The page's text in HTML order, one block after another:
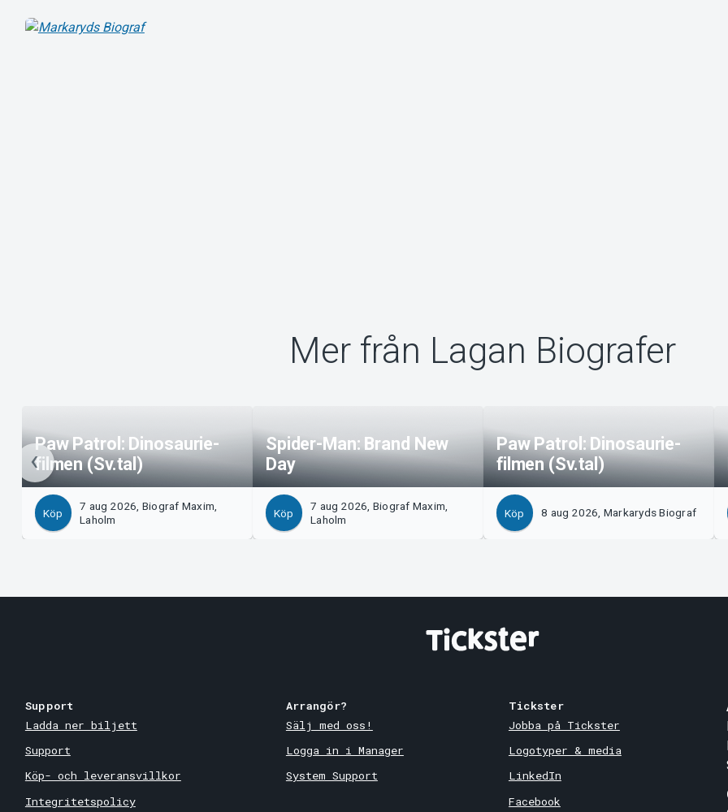
Mer från Lagan Biografer
Paw Patrol: Dinosaurie-
filmen (Sv.tal)
Köp
7 aug 2026, Biograf Maxim,
Laholm
Spider-Man: Brand New
Day
Köp
7 aug 2026, Biograf Maxim,
Laholm
Paw Patrol: Dinosaurie-
filmen (Sv.tal)
Köp 8 aug 2026, Markaryds Biograf
Support
Ladda ner biljett
Support
Köp- och leveransvillkor
Integritetspolicy
Arrangör?
Sälj med oss!
Logga in i Manager
System Support
Tickster
Jobba på Tickster
Logotyper & media
LinkedIn
Facebook